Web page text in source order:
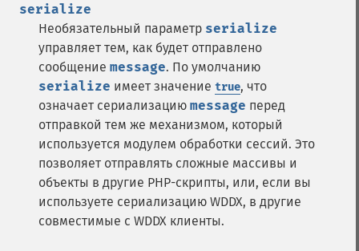
serialize
Необязательный параметр serialize
управляет тем, как будет отправлено
сообщение message. По умолчанию
serialize имеет значение true, что
означает сериализацию message перед
отправкой тем же механизмом, который
используется модулем обработки сессий. Это
позволяет отправлять сложные массивы и
объекты в другие PHP-скрипты, или, если вы
используете сериализацию WDDX, в другие
совместимые с WDDX клиенты.